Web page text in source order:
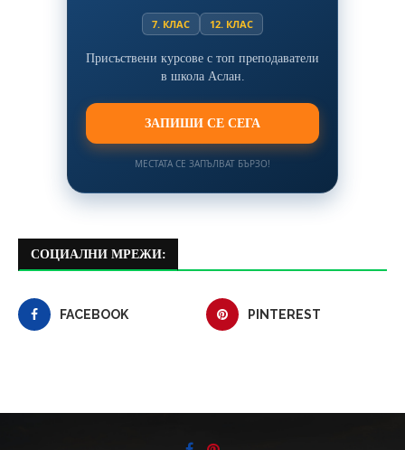
7. КЛАС 12. КЛАС
Присъствени курсове с топ преподаватели
в школа Аслан.
ЗАПИШИ СЕ СЕГА
МЕСТАТА СЕ ЗАПЪЛВАТ БЪРЗО!
СОЦИАЛНИ МРЕЖИ:
FACEBOOK PINTEREST